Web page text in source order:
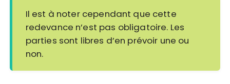
Il est à noter cependant que cette
redevance n’est pas obligatoire. Les
parties sont libres d’en prévoir une ou
non.